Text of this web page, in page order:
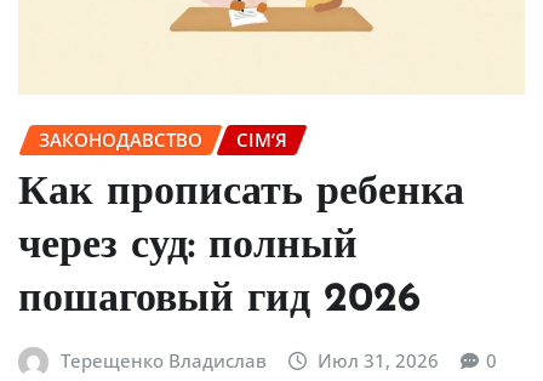
ЗАКОНОДАВСТВО СІМ’Я
Как прописать ребенка
через суд: полный
пошаговый гид 2026
Терещенко Владислав Июл 31, 2026 0